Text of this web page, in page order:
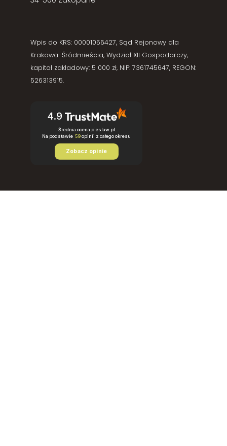
Wpis do KRS: 00001056427, Sąd Rejonowy dla
Krakowa-Śródmieścia, Wydział XII Gospodarczy,
kapitał zakładowy: 5 000 zł, NIP: 7361745647, REGON:
526313915.
4.9
Średnia ocena pieslaw.pl
Na podstawie 59opinii z całego okresu
Zobacz opinie